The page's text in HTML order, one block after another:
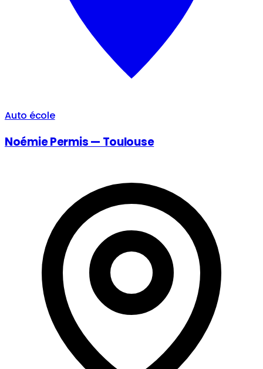
Auto école
Noémie Permis — Toulouse